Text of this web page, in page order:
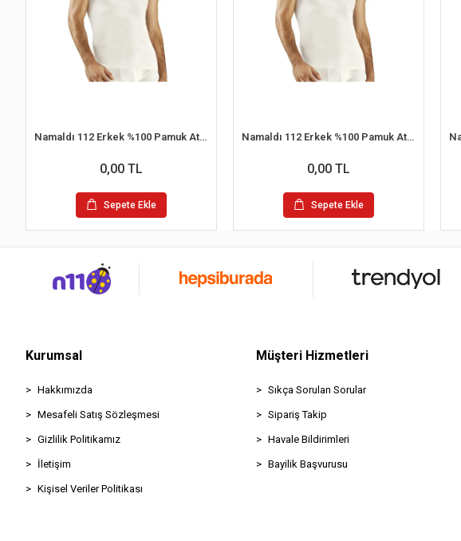
Namaldı 112 Erkek %100 Pamuk Atlet L 6'lı Paket
0,00 TL
Sepete Ekle
Namaldı 112 Erkek %100 Pamuk Atlet S 6'lı Paket
0,00 TL
Sepete Ekle
Kurumsal
Hakkımızda
Mesafeli Satış Sözleşmesi
Gizlilik Politikamız
İletişim
Kişisel Veriler Politikası
Müşteri Hizmetleri
Sıkça Sorulan Sorular
Sipariş Takip
Havale Bildirimleri
Bayilik Başvurusu